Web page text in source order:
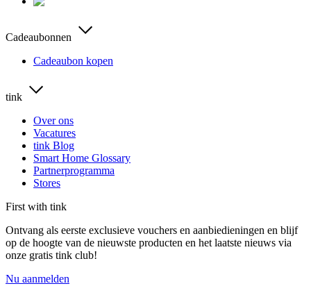
Cadeaubonnen
Cadeaubon kopen
tink
Over ons
Vacatures
tink Blog
Smart Home Glossary
Partnerprogramma
Stores
First with tink
Ontvang als eerste exclusieve vouchers en aanbiedieningen en blijf
op de hoogte van de nieuwste producten en het laatste nieuws via
onze gratis tink club!
Nu aanmelden